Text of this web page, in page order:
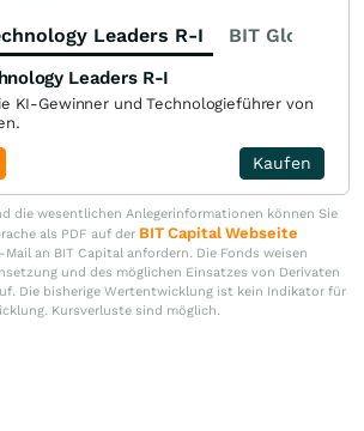
Leaders R-I BIT Global
Leaders R-I
KI-Gewinner und Technologieführer von
Kaufen
die wesentlichen Anlegerinformationen können Sie
als PDF auf der BIT Capital Webseite
an BIT Capital anfordern. Die Fonds weisen
und des möglichen Einsatzes von Derivaten
Die bisherige Wertentwicklung ist kein Indikator für
Kursverluste sind möglich.